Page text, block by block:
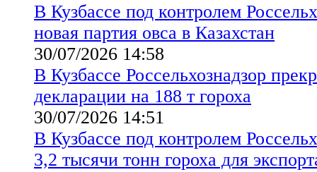
В Кузбассе под контролем
новая партия овса в Казахстан
30/07/2026 14:58
В Кузбассе Россельхознадзор
декларации на 188 т гороха
30/07/2026 14:51
В Кузбассе под контролем
3,2 тысячи тонн гороха для